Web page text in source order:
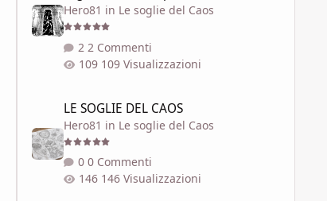
Hero81 in Le soglie del Caos
2 Commenti
109 Visualizzazioni
LE SOGLIE DEL CAOS
Hero81 in Le soglie del Caos
0 Commenti
146 Visualizzazioni